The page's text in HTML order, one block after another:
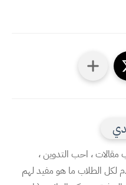
مقالات ، احب التدوين ،
لكل الطلاب ما هو مفيد لهم